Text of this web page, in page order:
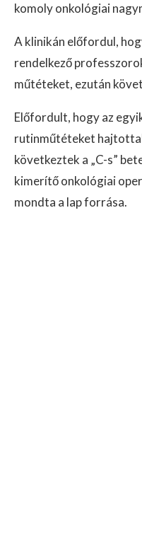
komoly onkológiai
A klinikán előfordul,
rendelkező
műtéteket, ezután
Előfordult, hogy az
rutinműtéteket
következtek a „C-s”
kimerítő onkológiai
mondta a lap forrása.